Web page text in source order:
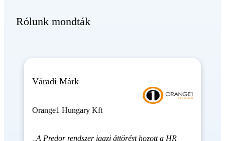
Rólunk mondták
Váradi Márk
Orange1 Hungary Kft
,,A Predor rendszer igazi áttörést hozott a HR